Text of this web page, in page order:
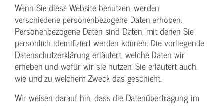
Wenn Sie diese Website benutzen, werden
verschiedene personenbezogene Daten erhoben.
Personenbezogene Daten sind Daten, mit denen Sie
persönlich identifiziert werden können. Die vorliegende
Datenschutzerklärung erläutert, welche Daten wir
erheben und wofür wir sie nutzen. Sie erläutert auch,
wie und zu welchem Zweck das geschieht.
Wir weisen darauf hin, dass die Datenübertragung im